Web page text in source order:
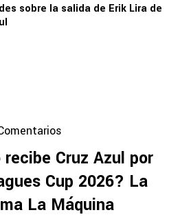
sobre la salida de Erik Lira de
Cruz Azul por
Cup 2026? La
La Máquina